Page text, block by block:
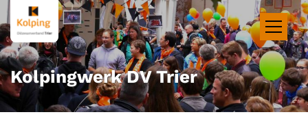
Zum Inhalt springen
Kolpingwerk DV Trier